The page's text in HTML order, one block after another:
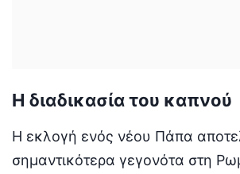
Η διαδικασία του καπνού
Η εκλογή ενός νέου Πάπα
σημαντικότερα γεγονότα στη